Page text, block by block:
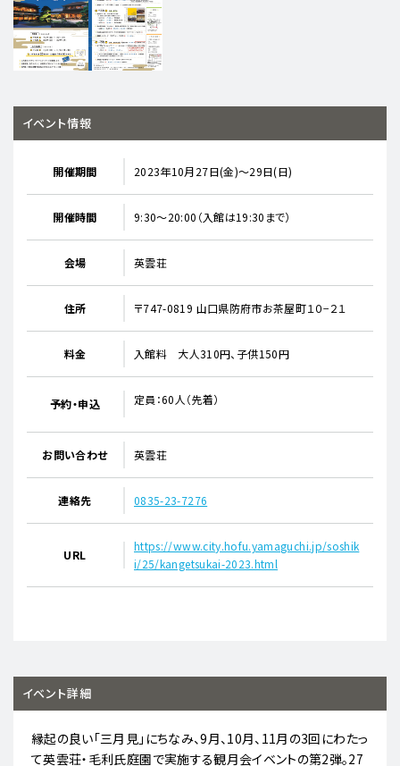
イベント情報
開催期間 2023年10月27日(金)～29日(日)
開催時間 9:30～20:00（入館は19:30まで）
会場 英雲荘
住所 〒747-0819 山口県防府市お茶屋町１０−２１
料金 入館料 大人310円、子供150円
予約・申込 定員：60人（先着）
お問い合わせ 英雲荘
連絡先 0835-23-7276
URL
https://www.city.hofu.yamaguchi.jp/soshik
i/25/kangetsukai-2023.html
イベント詳細
縁起の良い「三月見」にちなみ、9月、10月、11月の3回にわたっ
て英雲荘・毛利氏庭園で実施する観月会イベントの第2弾。27